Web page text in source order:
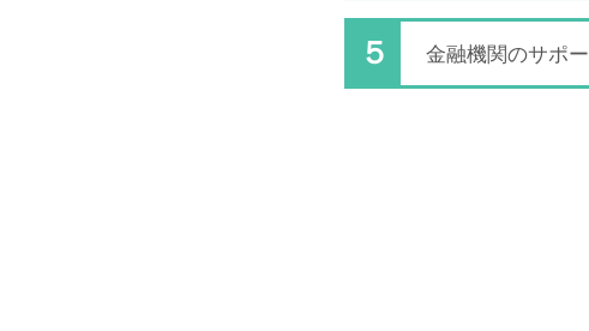
金融機関のサポ